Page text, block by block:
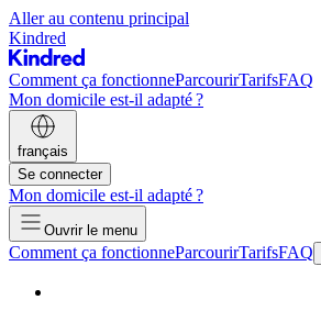
Aller au contenu principal
Kindred
Comment ça fonctionneParcourirTarifsFAQ
Mon domicile est-il adapté ?
français
Se connecter
Mon domicile est-il adapté ?
Ouvrir le menu
Comment ça fonctionneParcourirTarifsFAQ